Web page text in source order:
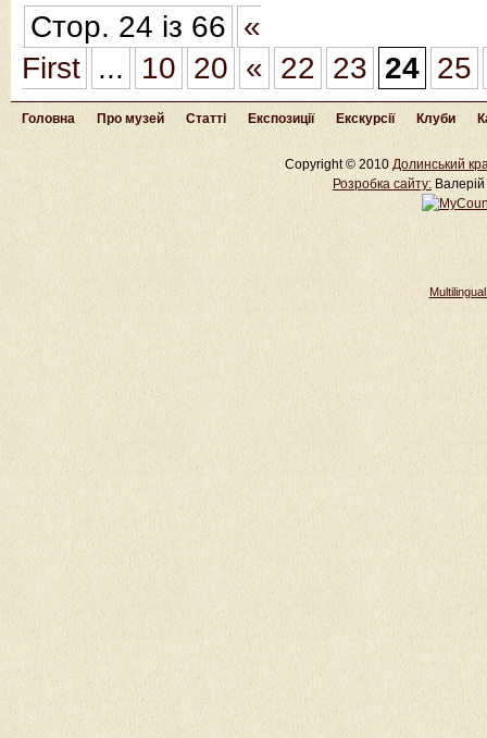
Стор. 24 із 66 «
First ... 10 20 « 22 23 24 25
Головна Про музей Статті Експозиції Екскурсії Клуби
Copyright © 2010 Долинський
Розробка cайту: